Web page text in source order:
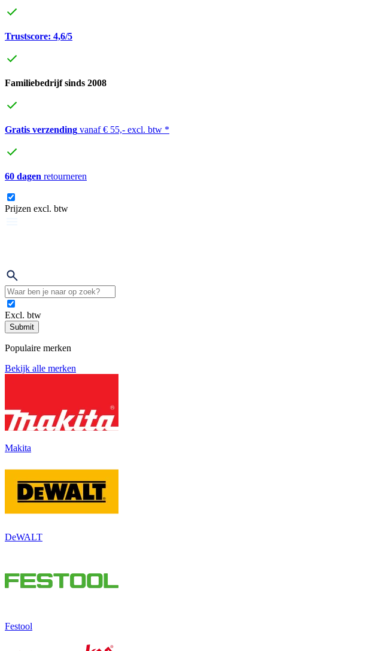
Trustscore: 4,6/5
Familiebedrijf sinds 2008
Gratis verzending vanaf € 55,- excl. btw *
60 dagen retourneren
Prijzen excl. btw
Excl. btw
Submit
Populaire merken
Bekijk alle merken
Makita
DeWALT
Festool